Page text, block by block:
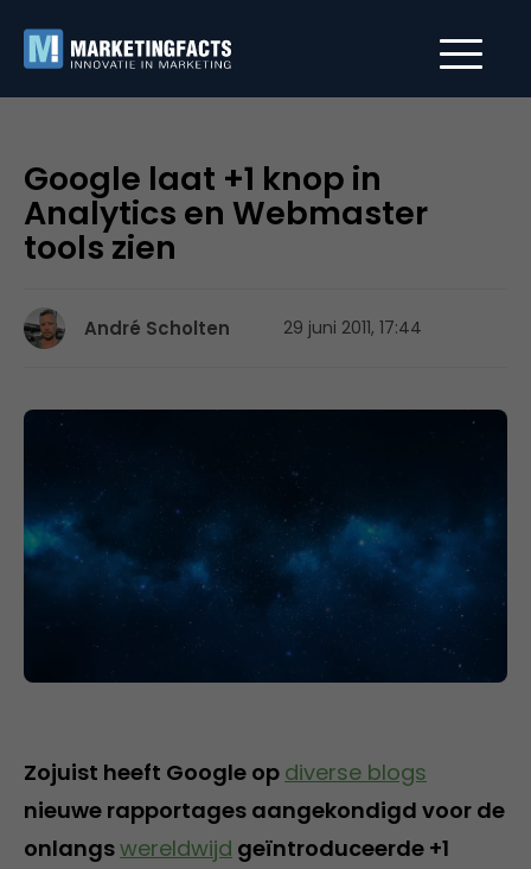
Google laat +1 knop in
Analytics en Webmaster
tools zien
André Scholten 29 juni 2011, 17:44
Zojuist heeft Google op diverse blogs
nieuwe rapportages aangekondigd voor de
onlangswereldwijd geïntroduceerde +1